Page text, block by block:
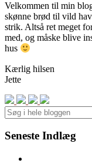
Velkommen til min
skønne brød til vild
strik. Altså ret meget
med, og måske blive
hus
Kærlig hilsen
Jette
Seneste Indlæg